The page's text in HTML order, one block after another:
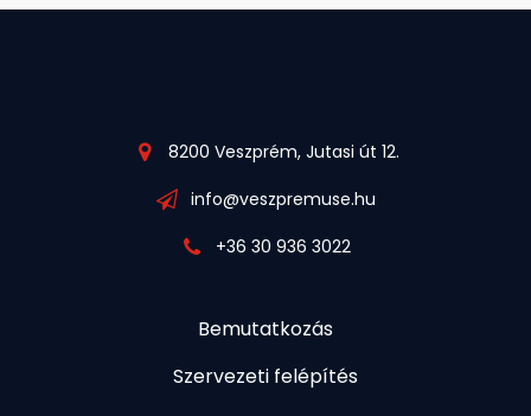
8200 Veszprém, Jutasi út 12.
info@veszpremuse.hu
+36 30 936 3022
Bemutatkozás
Szervezeti felépítés